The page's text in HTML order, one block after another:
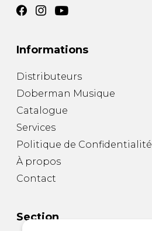
Informations
Distributeurs
Doberman Musique
Catalogue
Services
Politique de Confidentialité
À propos
Contact
Section